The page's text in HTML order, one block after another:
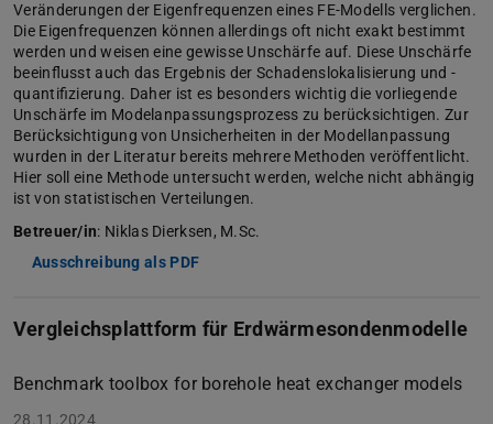
Veränderungen der Eigenfrequenzen eines FE-Modells verglichen.
Die Eigenfrequenzen können allerdings oft nicht exakt bestimmt
werden und weisen eine gewisse Unschärfe auf. Diese Unschärfe
beeinflusst auch das Ergebnis der Schadenslokalisierung und -
quantifizierung. Daher ist es besonders wichtig die vorliegende
Unschärfe im Modelanpassungsprozess zu berücksichtigen. Zur
Berücksichtigung von Unsicherheiten in der Modellanpassung
wurden in der Literatur bereits mehrere Methoden veröffentlicht.
Hier soll eine Methode untersucht werden, welche nicht abhängig
ist von statistischen Verteilungen.
Betreuer/in: Niklas Dierksen, M.Sc.
Ausschreibung als PDF
Vergleichsplattform für Erdwärmesondenmodelle
Benchmark toolbox for borehole heat exchanger models
28.11.2024